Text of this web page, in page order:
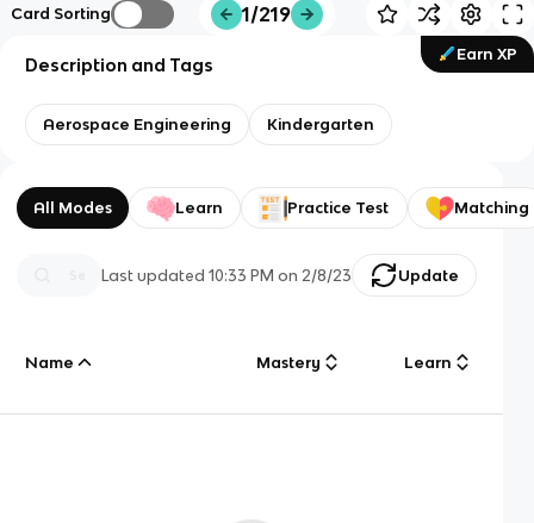
Card Sorting 1/219
Earn XP
Description and Tags
Aerospace Engineering Kindergarten
All Modes Learn Practice Test Matching
Last updated10:33 PM on 2/8/23 Update
Name Mastery Learn